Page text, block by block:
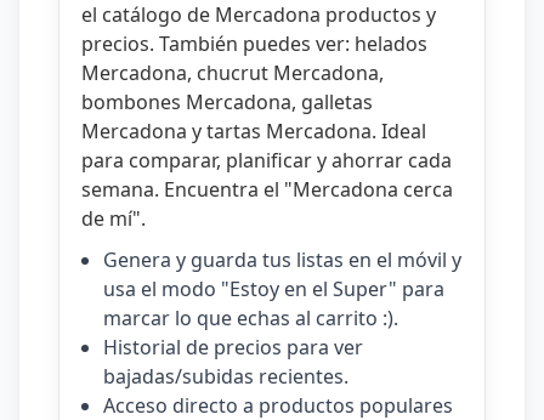
el catálogo de Mercadona productos y
precios. También puedes ver: helados
Mercadona, chucrut Mercadona,
bombones Mercadona, galletas
Mercadona ytartas Mercadona. Ideal
para comparar, planificar y ahorrar cada
semana. Encuentra el "Mercadona cerca
de mí".
Genera y guarda tus listas en el móvil y
usa el modo "Estoy en el Super" para
marcar lo que echas al carrito :).
Historial de precios para ver
bajadas/subidas recientes.
Acceso directo a productos populares